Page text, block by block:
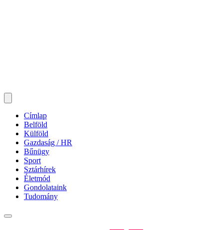
Címlap
Belföld
Külföld
Gazdaság / HR
Bűnügy
Sport
Sztárhírek
Életmód
Gondolataink
Tudomány